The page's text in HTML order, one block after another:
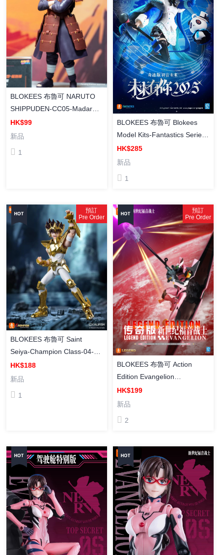
BLOKEES 布魯可 NARUTO
SHIPPUDEN-CC05-Madara
Uchiha (Reanimation Jutsu)
[超越版] 火影忍者 博人傳
HK$99
新品
1
BLOKEES 布魯可 Blokees
Model Kits-Fantastics Series-
Hatsune Miku-
MikuWithYou2025 [奇蹟版] 初
HK$285
新品
1
預訂
Pre Order
BLOKEES 布魯可 Saint
Seiya-Champion Class-04-
Pegasus Seiya-EX [超越版]
聖鬥士星矢CC04EX 黃金天馬
HK$188
新品
1
預訂
Pre Order
BLOKEES 布魯可 Action
Edition Evangelion
Production Model Custom
Type-08α [傳奇版] 新世紀福音
HK$199
新品
2